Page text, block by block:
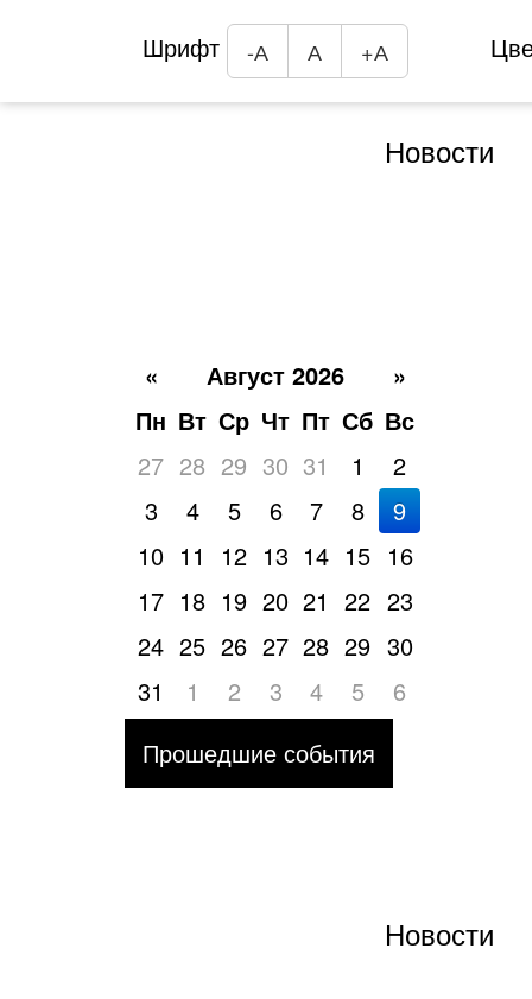
Шрифт -А А +А
Новости
« Август 2026
»
Пн Вт Ср Чт Пт Сб Вс
27 28 29 30 31 1
2
3
4 5 6 7 8
9
10 11 12 13 14 15 16
17 18 19 20 21 22 23
24 25 26 27 28 29 30
31
1 2 3 4 5
6
Прошедшие события
Новости